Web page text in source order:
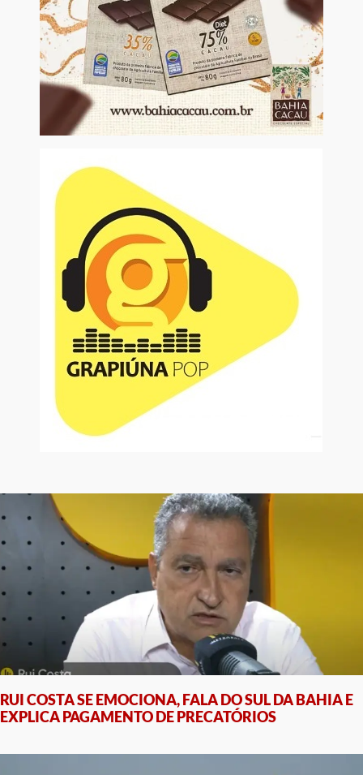
RUI COSTA SE EMOCIONA, FALA DO SUL DA BAHIA E
EXPLICA PAGAMENTO DE PRECATÓRIOS